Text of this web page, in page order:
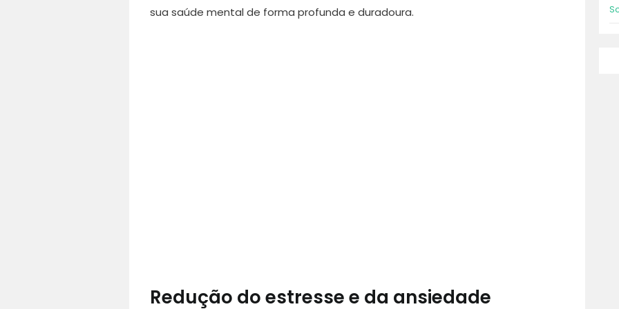
sua saúde mental de forma profunda e duradoura.
Redução do estresse e da ansiedade